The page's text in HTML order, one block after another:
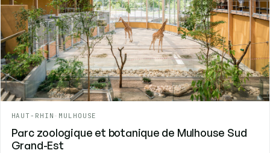
HAUT-RHIN - MULHOUSE
Parc zoologique et botanique de Mulhouse Sud
Grand-Est